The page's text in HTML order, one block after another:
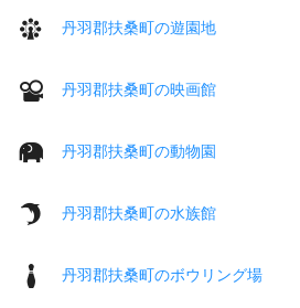
丹羽郡扶桑町の遊園地
丹羽郡扶桑町の映画館
丹羽郡扶桑町の動物園
丹羽郡扶桑町の水族館
丹羽郡扶桑町のボウリング場